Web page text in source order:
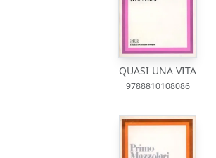
QUASI UNA VITA
9788810108086